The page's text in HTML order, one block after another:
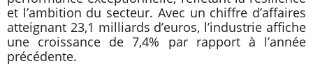
et l’ambition du secteur. Avec un chiffre d’affaires
atteignant 23,1 milliards d’euros, l’industrie affiche
une croissance de 7,4% par rapport à l’année
précédente.